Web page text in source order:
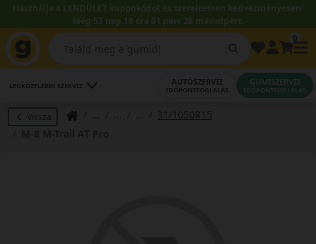
Használja a LENDÜLET kuponkódot és szereltessen kedvezményesen!
Még 53 nap 18 óra 01 perc 27 másodperc.
LEGKÖZELEBBI SZERVIZ AUTÓSZERVIZ
IDŐPONTFOGLALÁS
GUMISZERVIZ
IDŐPONTFOGLALÁS
Vissza
31/1050R15